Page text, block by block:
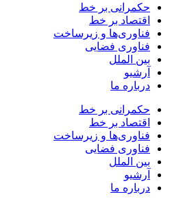
حکمرانی بر خط
اقتصاد بر خط
فناوری‌ها و زیرساخت
فناوری فضایی
بین الملل
آرشیو
درباره ما
حکمرانی بر خط
اقتصاد بر خط
فناوری‌ها و زیرساخت
فناوری فضایی
بین الملل
آرشیو
درباره ما